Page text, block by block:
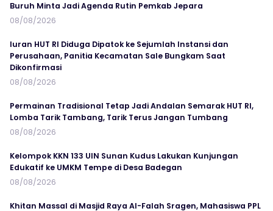
Buruh Minta Jadi Agenda Rutin Pemkab Jepara
08/08/2026
Iuran HUT RI Diduga Dipatok ke Sejumlah Instansi dan
Perusahaan, Panitia Kecamatan Sale Bungkam Saat
Dikonfirmasi
08/08/2026
Permainan Tradisional Tetap Jadi Andalan Semarak HUT RI,
Lomba Tarik Tambang, Tarik Terus Jangan Tumbang
08/08/2026
Kelompok KKN 133 UIN Sunan Kudus Lakukan Kunjungan
Edukatif ke UMKM Tempe di Desa Badegan
08/08/2026
Khitan Massal di Masjid Raya Al-Falah Sragen, Mahasiswa PPL